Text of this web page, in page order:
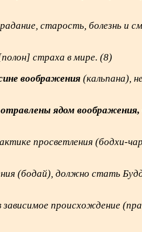
старость, болезнь и
страха в мире. (8)
воображения (кальпана),
ядом
просветления (бодхи-
(бодай), должно стать
происхождение